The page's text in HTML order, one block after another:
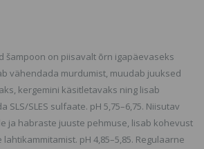
šampoon on piisavalt õrn igapäevaseks
vähendada murdumist, muudab juuksed
kergemini käsitletavaks ning lisab
SLS/SLES sulfaate. pH 5,75–6,75. Niisutav
ja habraste juuste pehmuse, lisab kohevust
pH 4,85–5,85. Regulaarne